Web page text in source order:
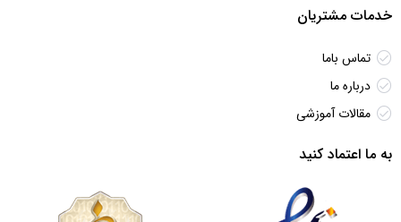
خدمات مشتریان
تماس باما
درباره ما
مقالات آموزشی
به ما اعتماد کنید